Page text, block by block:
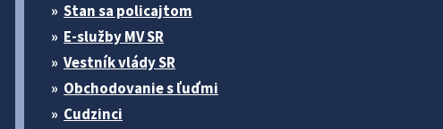
Stan sa policajtom
E-služby MV SR
Vestník vlády SR
Obchodovanie s ľuďmi
Cudzinci